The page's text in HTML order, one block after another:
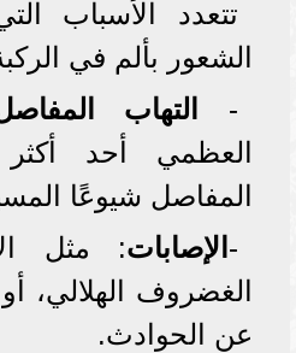
تتعدد الأسباب
الشعور بألم في
-
التهاب
العظمي أحد
المفاصل شيوعًا
- الإصابات: مثل
الغضروف الهلالي،
عن الحوادث.